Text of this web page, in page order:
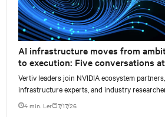
AI infrastructure moves from
to execution: Five conversations
AI Week
Vertiv leaders join NVIDIA ecosystem partners,
infrastructure experts, and industry
across five DCD webcasts examining how
can turn AI ambition into deployable,
4 min. Ler 7/17/26